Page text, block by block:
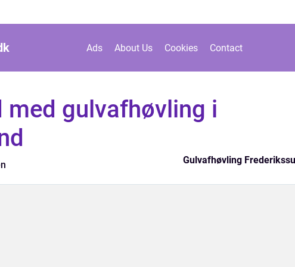
Ads About Us Cookies Contact
med gulvafhøvling i
Gulvafhøvling